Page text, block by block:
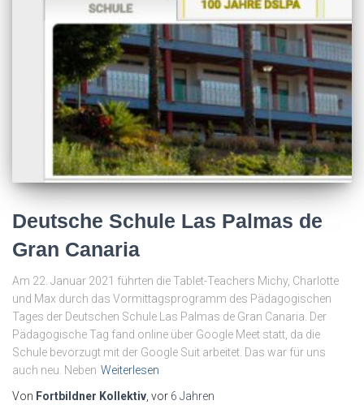
Deutsche Schule Las Palmas de
Gran Canaria
Am 22. Januar 2021 führten die Tablet-Teachers Michy, Charlotte
und Max durch das Vormittagsprogramm des Pädagogischen
Tages der Deutschen Schule Las Palmas de Gran Canaria. Der
Pädagogische Tag fand online über Google Meet statt, da die
Schule bevorzugt mit der Google Suit arbeitet. Das war für uns
auch neu. Neben Weiterlesen
Von Fortbildner Kollektiv , vor 6 Jahren